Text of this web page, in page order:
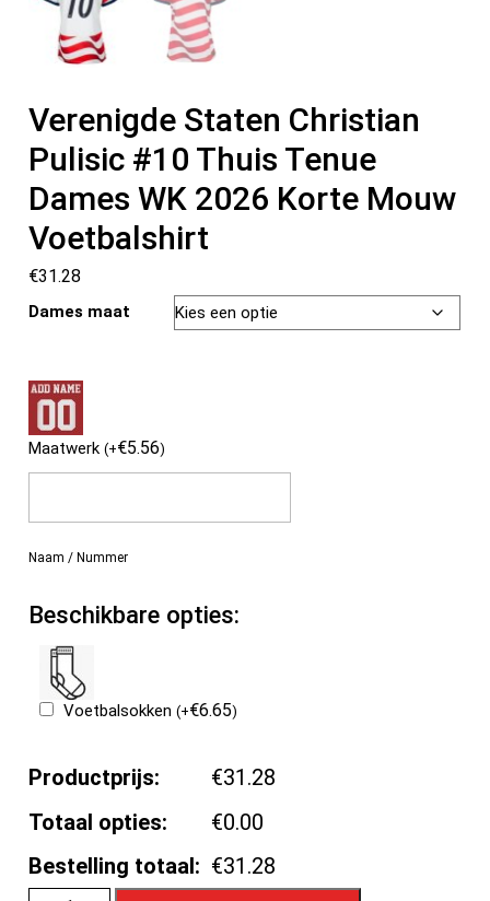
Verenigde Staten Christian
Pulisic #10 Thuis Tenue
Dames WK 2026 Korte Mouw
Voetbalshirt
€31.28
Dames maat
Maatwerk(+€5.56)
Naam / Nummer
Beschikbare opties:
Voetbalsokken(+€6.65)
Productprijs:
€31.28
Totaal opties:
€0.00
Bestelling totaal: €31.28